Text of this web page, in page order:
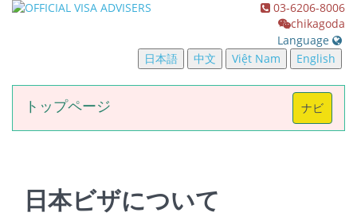
03-6206-8006
chikagoda
Language
日本語
中文 Việt Nam English
切
换
ナビ
トップページ
日本ビザについて